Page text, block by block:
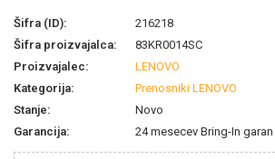
Šifra (ID):
216218
Šifra proizvajalca:
83KR0014SC
Proizvajalec:
LENOVO
Kategorija:
Prenosniki LENOVO
Stanje:
Novo
Garancija:
24 mesecev Bring-In garan